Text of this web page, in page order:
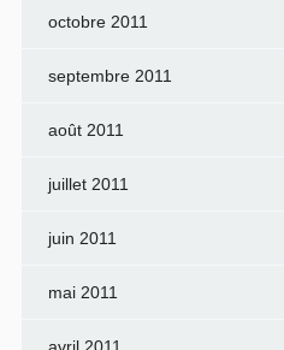
octobre 2011
septembre 2011
août 2011
juillet 2011
juin 2011
mai 2011